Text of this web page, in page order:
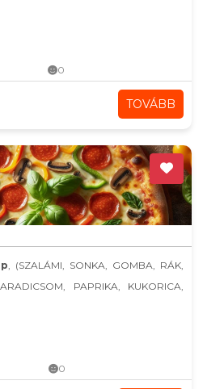
0
TOVÁBB
, (SZALÁMI, SONKA, GOMBA, RÁK,
PAPRIKA, KUKORICA,
0